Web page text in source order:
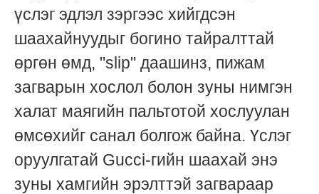
үслэг эдлэл зэргээс хийгдсэн
шаахайнуудыг богино тайралттай
өргөн өмд, "slip" даашинз, пижам
загварын хослол болон зуны нимгэн
халат маягийн пальтотой хослуулан
өмсөхийг санал болгож байна. Үслэг
оруулгатай Gucci-гийн шаахай энэ
зуны хамгийн эрэлттэй загвараар